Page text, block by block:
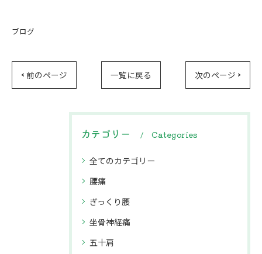
ブログ
< 前のページ 一覧に戻る 次のページ >
カテゴリー Categories
全てのカテゴリー
腰痛
ぎっくり腰
坐骨神経痛
五十肩